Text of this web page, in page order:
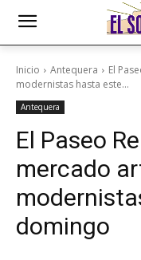
Inicio Antequera
El
modernistas hasta este...
Antequera
El Paseo
mercado
domingo